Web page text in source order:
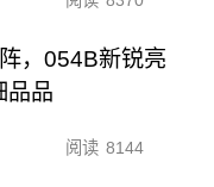
，054B新锐亮
品品
阅读 8144